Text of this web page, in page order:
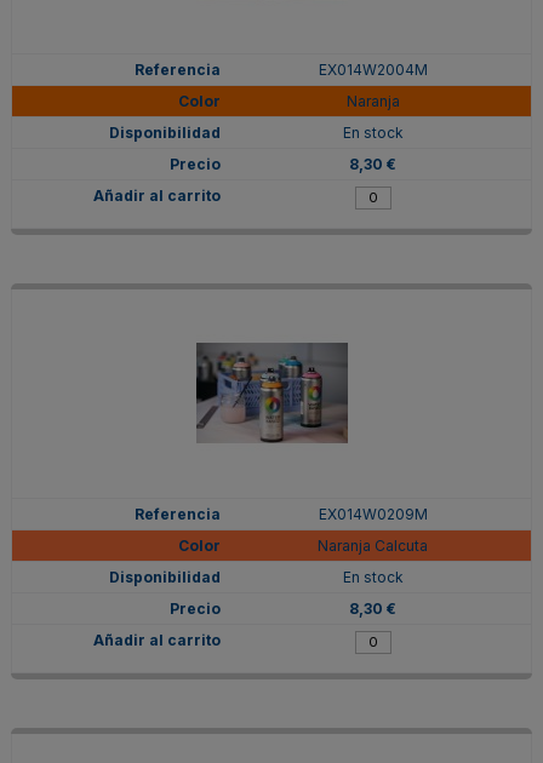
EX014W2004M
Naranja
En stock
8,30 €
EX014W0209M
Naranja Calcuta
En stock
8,30 €